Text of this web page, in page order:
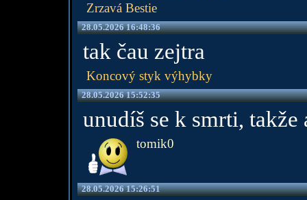
Zrzavá Bestie
28.05.2026 16:48:36
tak čau zejtra
Koncový styk výhybky
28.05.2026 15:52:35
unudíš se k smrti, takže
tomik0
28.05.2026 15:26:51